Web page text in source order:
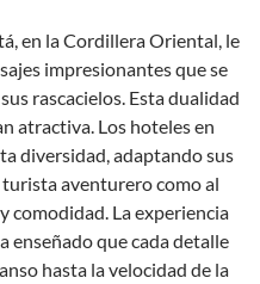
en la Cordillera Oriental, le
impresionantes que se
rascacielos. Esta dualidad
atractiva. Los hoteles en
diversidad, adaptando sus
aventurero como al
comodidad. La experiencia
enseñado que cada detalle
hasta la velocidad de la